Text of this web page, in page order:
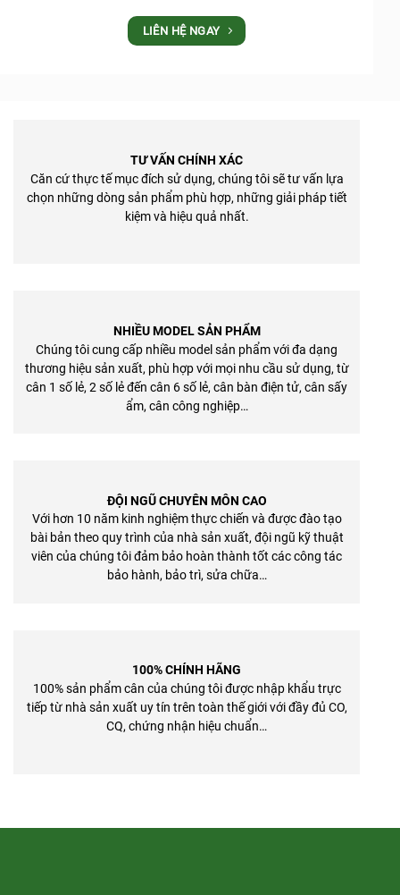
LIÊN HỆ NGAY
TƯ VẤN CHÍNH XÁC
Căn cứ thực tế mục đích sử dụng, chúng tôi sẽ tư vấn lựa
chọn những dòng sản phẩm phù hợp, những giải pháp tiết
kiệm và hiệu quả nhất.
NHIỀU MODEL SẢN PHẨM
Chúng tôi cung cấp nhiều model sản phẩm với đa dạng
thương hiệu sản xuất, phù hợp với mọi nhu cầu sử dụng, từ
cân 1 số lẻ, 2 số lẻ đến cân 6 số lẻ, cân bàn điện tử, cân sấy
ẩm, cân công nghiệp…
ĐỘI NGŨ CHUYÊN MÔN CAO
Với hơn 10 năm kinh nghiệm thực chiến và được đào tạo
bài bản theo quy trình của nhà sản xuất, đội ngũ kỹ thuật
viên của chúng tôi đảm bảo hoàn thành tốt các công tác
bảo hành, bảo trì, sửa chữa…
100% CHÍNH HÃNG
100% sản phẩm cân của chúng tôi được nhập khẩu trực
tiếp từ nhà sản xuất uy tín trên toàn thế giới với đầy đủ CO,
CQ, chứng nhận hiệu chuẩn…